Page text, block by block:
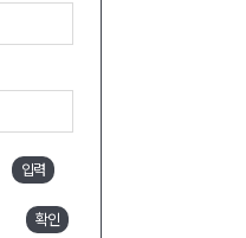
입력
확인